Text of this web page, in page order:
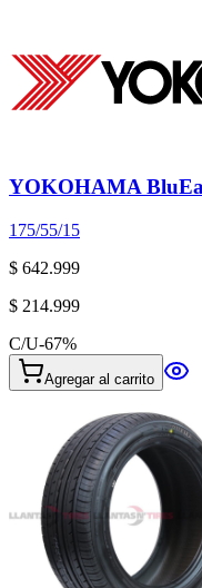
YOKOHAMA
175/55/15
$ 642.999
$ 214.999
C/U-67%
Agregar al carrito